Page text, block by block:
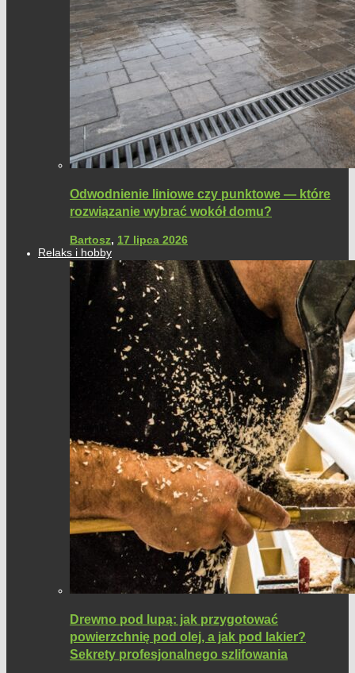
Odwodnienie liniowe czy punktowe — które
rozwiązanie wybrać wokół domu?
Bartosz, 17 lipca 2026
Relaks i hobby
Drewno pod lupą: jak przygotować
powierzchnię pod olej, a jak pod lakier?
Sekrety profesjonalnego szlifowania